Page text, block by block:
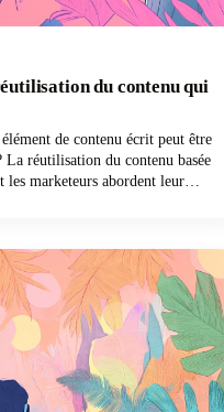
du contenu qui
de contenu écrit peut être
réutilisation du contenu basée
marketeurs abordent leur
de médias sociaux est